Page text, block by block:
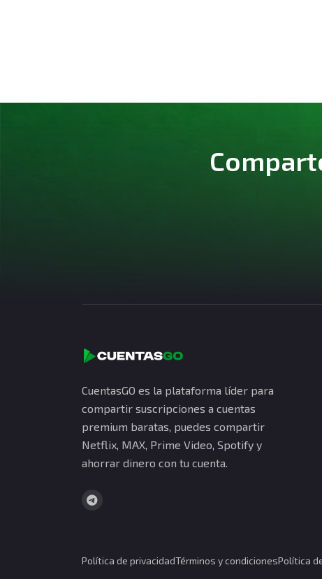
CuentasGO es la plataforma líder para
compartir suscripciones a cuentas
premium baratas, puedes compartir
Netflix, MAX, Prime Video, Spotify y
ahorrar dinero con tu cuenta.
Política de privacidadTérminos y condicionesPolítica